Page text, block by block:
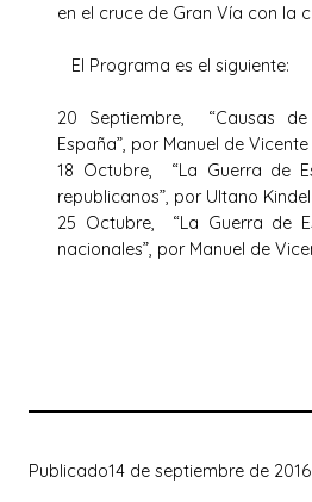
en el cruce de Gran Vía con la
El Programa es el siguiente:
20 Septiembre, “Causas
España”, por Manuel de Vicente
18 Octubre, “La Guerra de
republicanos”, por Ultano
25 Octubre, “La Guerra de
nacionales”, por Manuel de
Publicado14 de septiembre de 2016